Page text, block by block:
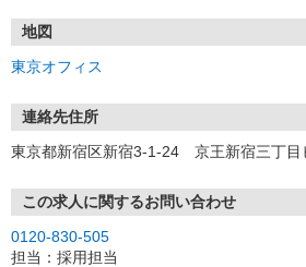
地図
東京オフィス
連絡先住所
東京都新宿区新宿3-1-24 京王新宿三丁目
この求人に関するお問い合わせ
0120-830-505
担当：採用担当